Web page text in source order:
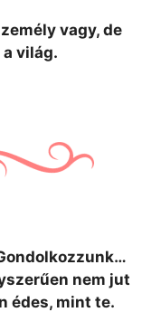
vagy, de
világ.
nem jut
édes, mint te.